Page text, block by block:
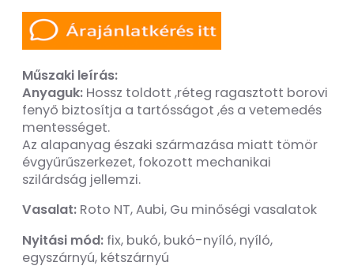
Műszaki leírás:
Anyaguk: Hossz toldott ,réteg ragasztott borovi
fenyő biztosítja a tartósságot ,és a vetemedés
mentességet.
Az alapanyag északi származása miatt tömör
évgyűrűszerkezet, fokozott mechanikai
szilárdság jellemzi.
Vasalat: Roto NT, Aubi, Gu minőségi vasalatok
Nyitási mód: fix, bukó, bukó-nyíló, nyíló,
egyszárnyú, kétszárnyú